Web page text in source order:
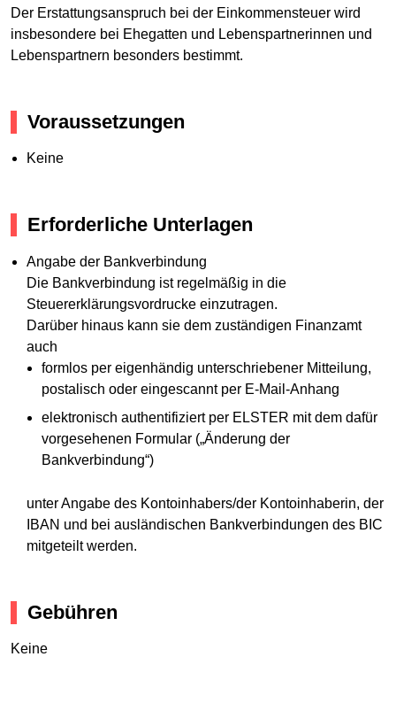
Der Erstattungsanspruch bei der Einkommensteuer wird
insbesondere bei Ehegatten und Lebenspartnerinnen und
Lebenspartnern besonders bestimmt.
Voraussetzungen
Keine
Erforderliche Unterlagen
Angabe der Bankverbindung
Die Bankverbindung ist regelmäßig in die
Steuererklärungsvordrucke einzutragen.
Darüber hinaus kann sie dem zuständigen Finanzamt
auch
formlos per eigenhändig unterschriebener Mitteilung,
postalisch oder eingescannt per E-Mail-Anhang
elektronisch authentifiziert per ELSTER mit dem dafür
vorgesehenen Formular („Änderung der
Bankverbindung“)
unter Angabe des Kontoinhabers/der Kontoinhaberin, der
IBAN und bei ausländischen Bankverbindungen des BIC
mitgeteilt werden.
Gebühren
Keine